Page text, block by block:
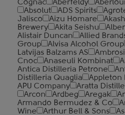
Cognac
Aberfeldy
Absolut
ADS Spirits
Jalisco
Aizu Homare
Brewery
Akita Seishu
Alistair Duncan
Allied
Group
Alvisa Alcohol Group
Latvijas Balzams AS
Cnoc
Anaseuli Kombinat
Antica Distilleria Petrone
Distilleria Quaglia
Appleton
APU Company
Aratta
Arcon
Ardbeg Aregak
Armando Bermudez & Co
Wine
Arthur Bell & Sons